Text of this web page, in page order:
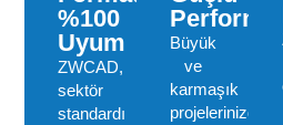
%100
Uyum
ZWCAD,
sektör
standardı
Büyük
ve
karmaşık
projelerinizde